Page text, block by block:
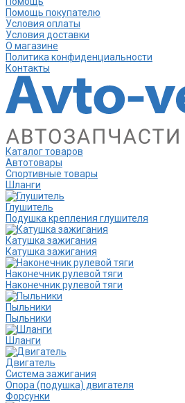
Помощь покупателю
Условия оплаты
Условия доставки
О магазине
Политика конфиденциальности
Контакты
Каталог товаров
Автотовары
Спортивные товары
Шланги
Глушитель
Подушка крепления глушителя
Катушка зажигания
Катушка зажигания
Наконечник рулевой тяги
Наконечник рулевой тяги
Пыльники
Пыльники
Шланги
Двигатель
Система зажигания
Опора (подушка) двигателя
Форсунки